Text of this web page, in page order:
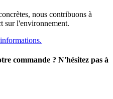
nous contribuons à
sur l'environnement.
commande ? N'hésitez pas à